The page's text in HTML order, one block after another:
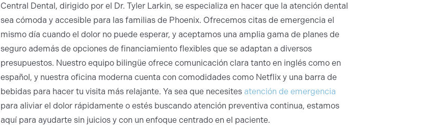
Central Dental, dirigido por el Dr. Tyler Larkin, se especializa en hacer que la atención dental
sea cómoda y accesible para las familias de Phoenix. Ofrecemos citas de emergencia el
mismo día cuando el dolor no puede esperar, y aceptamos una amplia gama de planes de
seguro además de opciones de financiamiento flexibles que se adaptan a diversos
presupuestos. Nuestro equipo bilingüe ofrece comunicación clara tanto en inglés como en
español, y nuestra oficina moderna cuenta con comodidades como Netflix y una barra de
bebidas para hacer tu visita más relajante. Ya sea que necesites atención de emergencia
para aliviar el dolor rápidamente o estés buscando atención preventiva continua, estamos
aquí para ayudarte sin juicios y con un enfoque centrado en el paciente.